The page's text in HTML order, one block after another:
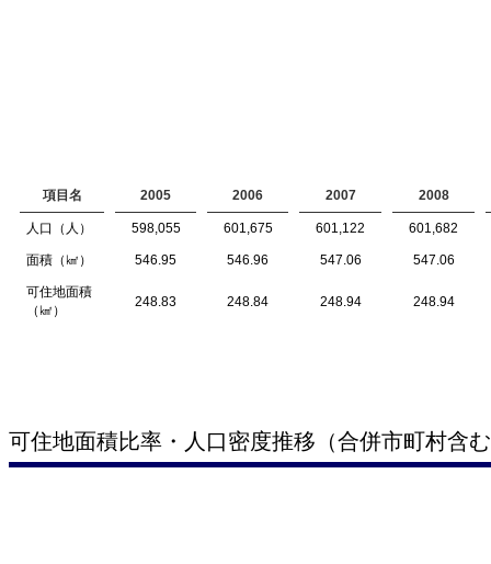
項目名 2005 2006 2007 2008
人口（人） 598,055 601,675 601,122 601,682
面積（㎢） 546.95 546.96 547.06 547.06
可住地面積
（㎢）
248.83 248.84 248.94 248.94
可住地面積比率・人口密度推移（合併市町村含